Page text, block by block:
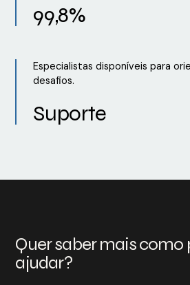
99,8%
Especialistas disponíveis para
desafios.
Suporte
Quer saber mais
ajudar?